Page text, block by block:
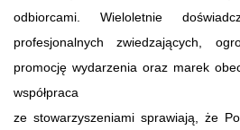
odbiorcami. Wieloletnie
profesjonalnych zwiedzających,
promocję wydarzenia oraz marek
współpraca
ze stowarzyszeniami sprawiają, że